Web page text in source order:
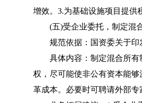
增效。3.为基础设施项目提供
(五)受企业委托，制定混
规范依据：国资委关于印发
具体内容：制定混合所有
权，尽可能使非公有资本能
革成本。必要时可聘请外部